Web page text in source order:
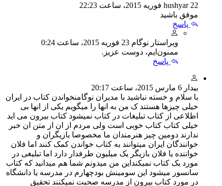
hushyar 22 فوریه 2015، ساعت 22:23
موفق باشید
پاسخ
ویراستار نوگام 23 فوریه 2015، ساعت 0:24
ممنون‌ایم، دوست عزیز.
پاسخ
بیدار 6 مارس 2015، ساعت 20:17
با سلام و خسته نباشید با مدیران نوگامنخواندن کتاب در ایران
خیلی چیزها هستند ک من به انها را میگویم یکی از انها بی
اطلاعی از کتاب تبلیغات در کتاب نمیشود کتاب بیرون می اید
خیلی کتاب کتاب خوبی است ولی مردم از ان از متن ان خبر
ندارند دومین چیز هنرمندان ما مخصوصا بازیگران و
خوانندگان ایران میتوانند به کتاب خواندن کمک کنند اما فلان
خواننده یا فلان بازیگر یک میلیون طرفدار دارد اما تبلیغی در
مورد یک کتاب نمیکنداین من میدونم شما هم میدانید که کتاب
سانسور میشود این سومینش بودچهارم در مدرسه یا دانشگاه
در مورد کتاب بیرون از مدرسه صحبت نمیکنند تحقیق